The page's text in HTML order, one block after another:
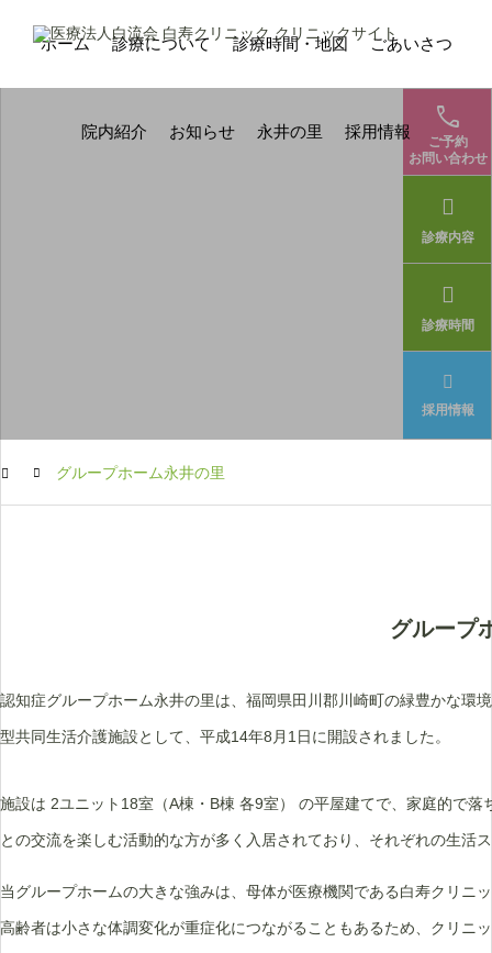
ホーム 診療について 診療時間・地図 ごあいさつ
院内紹介 お知らせ 永井の里 採用情報 
ご予約
お問い合わせ
診療内容
診療時間
採用情報
グループホーム永井の里
グループ
認知症グループホーム永井の里は、福岡県田川郡川崎町の緑豊かな環
型共同生活介護施設として、平成14年8月1日に開設されました。
施設は 2ユニット18室（A棟・B棟 各9室） の平屋建てで、家庭的で
との交流を楽しむ活動的な方が多く入居されており、それぞれの生活
当グループホームの大きな強みは、母体が医療機関である白寿クリニ
高齢者は小さな体調変化が重症化につながることもあるため、クリニ